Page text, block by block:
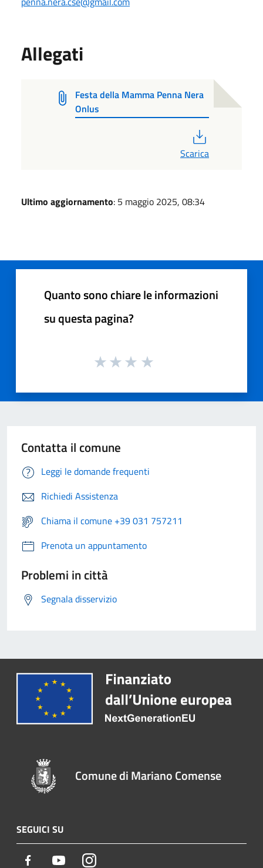
Allegati
Festa della Mamma Penna Nera
Onlus
Scarica
Ultimo aggiornamento: 5 maggio 2025, 08:34
Quanto sono chiare le informazioni
su questa pagina?
Contatta il comune
Leggi le domande frequenti
Richiedi Assistenza
Chiama il comune +39 031 757211
Prenota un appuntamento
Problemi in città
Segnala disservizio
Comune di Mariano Comense
SEGUICI SU
Facebook YoutubeInstagram